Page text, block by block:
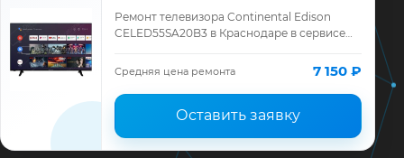
Ремонт телевизора Continental Edison
CELED55SA20B3 в Краснодаре в сервисе
Continental Edison, смета до ремонта,
запчасти …
Средняя цена ремонта 7 150 ₽
Оставить заявку